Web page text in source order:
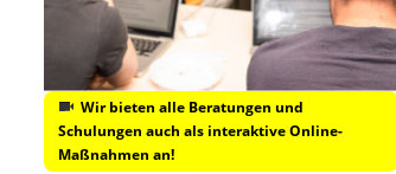
Wir bieten alle Beratungen und
Schulungen auch als interaktive Online-
Maßnahmen an!